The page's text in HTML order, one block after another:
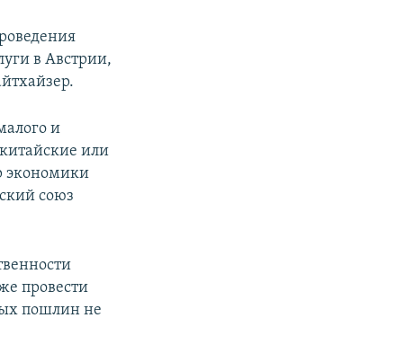
в Австрии,
и
или
экономики
союз
провести
пошлин не